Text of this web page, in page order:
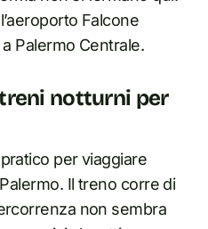
Falcone
Palermo Centrale.
notturni per
per viaggiare
Il treno corre di
non sembra